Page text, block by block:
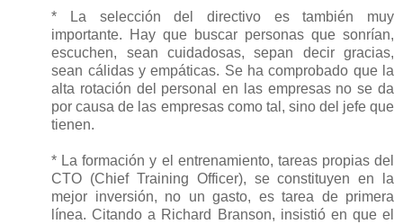
* La selección del directivo es también muy
importante. Hay que buscar personas que sonrían,
escuchen, sean cuidadosas, sepan decir gracias,
sean cálidas y empáticas. Se ha comprobado que la
alta rotación del personal en las empresas no se da
por causa de las empresas como tal, sino del jefe que
tienen.
* La formación y el entrenamiento, tareas propias del
CTO (Chief Training Officer), se constituyen en la
mejor inversión, no un gasto, es tarea de primera
línea. Citando a Richard Branson, insistió en que el